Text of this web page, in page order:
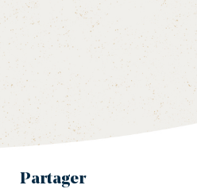
Partager